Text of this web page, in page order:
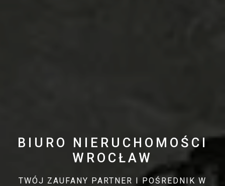
BIURO NIERUCHOMOŚCI
WROCŁAW
TWÓJ ZAUFANY PARTNER I POŚREDNIK W